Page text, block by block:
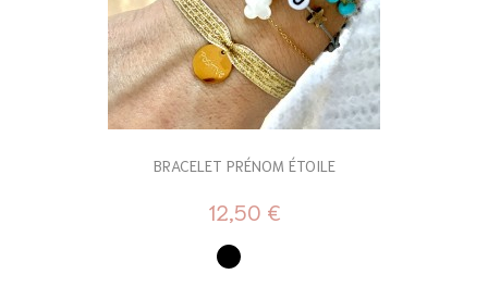
BRACELET PRÉNOM ÉTOILE
12,50 €